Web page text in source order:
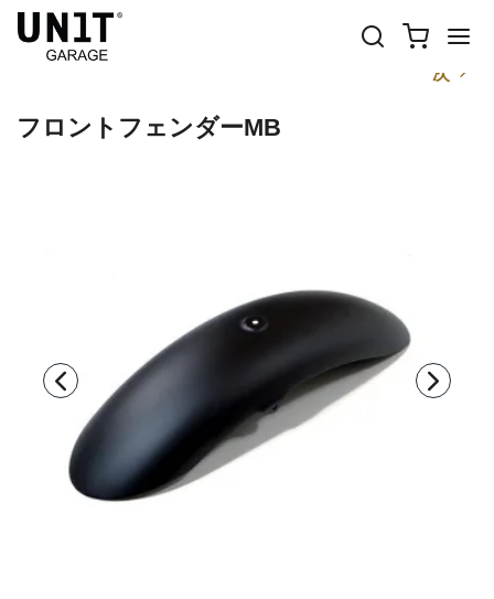
前
次
フロントフェンダーMB